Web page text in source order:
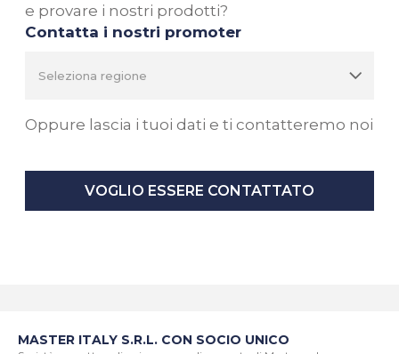
e provare i nostri prodotti?
Contatta i nostri promoter
Oppure lascia i tuoi dati e ti contatteremo noi
VOGLIO ESSERE CONTATTATO
MASTER ITALY S.R.L. CON SOCIO UNICO